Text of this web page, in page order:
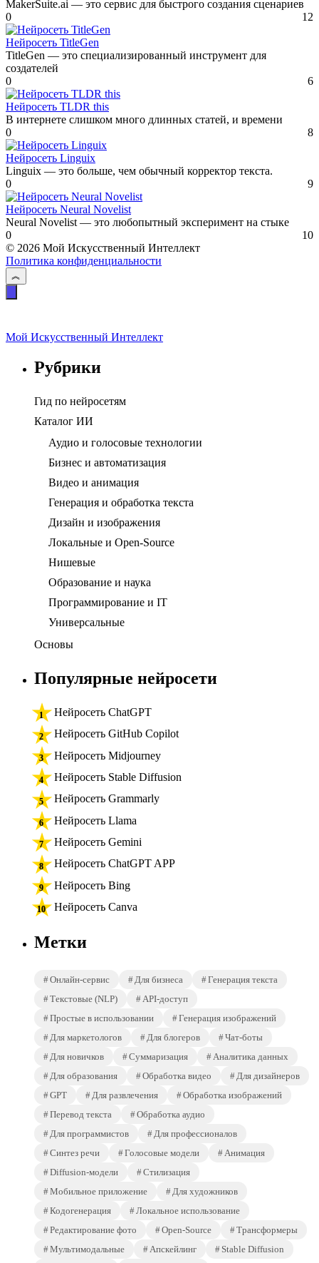
MakerSuite.ai — это сервис для быстрого создания сценариев
0
12
Нейросеть TitleGen
TitleGen — это специализированный инструмент для
создателей
0
6
Нейросеть TLDR this
В интернете слишком много длинных статей, и времени
0
8
Нейросеть Linguix
Linguix — это больше, чем обычный корректор текста.
0
9
Нейросеть Neural Novelist
Neural Novelist — это любопытный эксперимент на стыке
0
10
© 2026 Мой Искусственный Интеллект
Политика конфиденциальности
Мой Искусственный Интеллект
Рубрики
Гид по нейросетям
Каталог ИИ
Аудио и голосовые технологии
Бизнес и автоматизация
Видео и анимация
Генерация и обработка текста
Дизайн и изображения
Локальные и Open-Source
Нишевые
Образование и наука
Программирование и IT
Универсальные
Основы
Популярные нейросети
Нейросеть ChatGPT
Нейросеть GitHub Copilot
Нейросеть Midjourney
Нейросеть Stable Diffusion
Нейросеть Grammarly
Нейросеть Llama
Нейросеть Gemini
Нейросеть ChatGPT APP
Нейросеть Bing
Нейросеть Canva
Метки
Онлайн-сервис Для бизнеса
Генерация текста
Текстовые (NLP)
API-доступ
Простые в использовании
Генерация изображений
Для маркетологов
Для блогеров
Чат-боты
Для новичков
Суммаризация
Аналитика данных
Для образования
Обработка видео
Для дизайнеров
GPT
Для развлечения
Обработка изображений
Перевод текста
Обработка аудио
Для программистов
Для профессионалов
Синтез речи
Голосовые модели
Анимация
Diffusion-модели
Стилизация
Мобильное приложение
Для художников
Кодогенерация
Локальное использование
Редактирование фото
Open-Source
Трансформеры
Мультимодальные
Апскейлинг Stable Diffusion